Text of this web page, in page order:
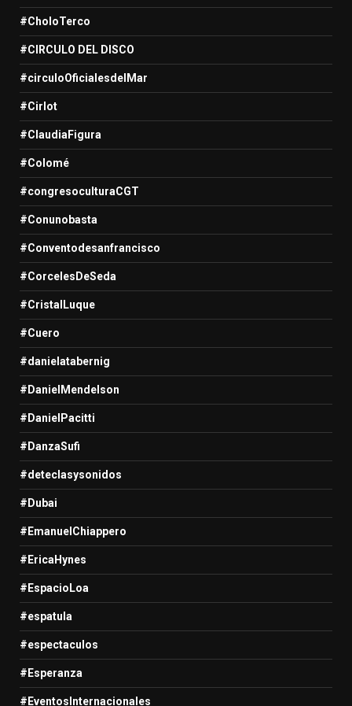
#CholoTerco
#CIRCULO DEL DISCO
#circuloOficialesdelMar
#Cirlot
#ClaudiaFigura
#Colomé
#congresoculturaCGT
#Conunobasta
#Conventodesanfrancisco
#CorcelesDeSeda
#CristalLuque
#Cuero
#danielatabernig
#DanielMendelson
#DanielPacitti
#DanzaSufi
#deteclasysonidos
#Dubai
#EmanuelChiappero
#EricaHynes
#EspacioLoa
#espatula
#espectaculos
#Esperanza
#EventosInternacionales